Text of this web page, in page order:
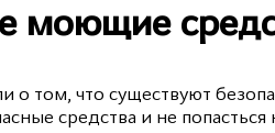
моющие
о том, что существуют
средства и не